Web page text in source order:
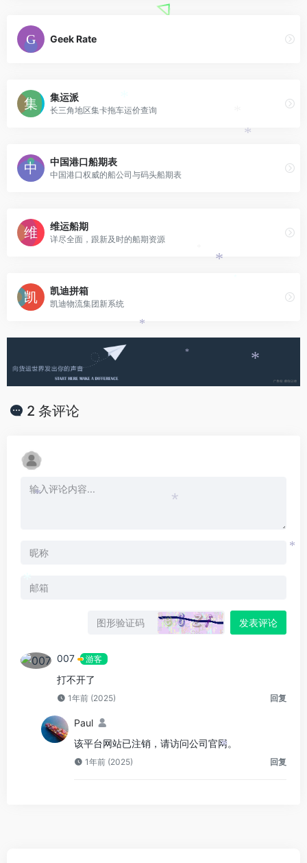
Geek Rate
集运派
长三角地区集卡拖车运价查询
中国港口船期表
中国港口权威的船公司与码头船期表
维运船期
详尽全面，跟新及时的船期资源
凯迪拼箱
凯迪物流集团新系统
2 条评论
发表评论
007 游客
打不开了
1年前 (2025) 回复
Paul
该平台网站已注销，请访问公司官网。
1年前 (2025) 回复
*